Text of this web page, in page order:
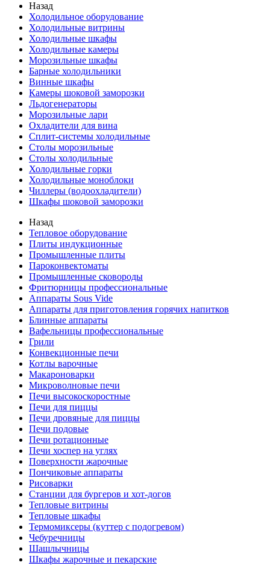
Назад
Холодильное оборудование
Холодильные витрины
Холодильные шкафы
Холодильные камеры
Морозильные шкафы
Барные холодильники
Винные шкафы
Камеры шоковой заморозки
Льдогенераторы
Морозильные лари
Охладители для вина
Сплит-системы холодильные
Столы морозильные
Столы холодильные
Холодильные горки
Холодильные моноблоки
Чиллеры (водоохладители)
Шкафы шоковой заморозки
Назад
Тепловое оборудование
Плиты индукционные
Промышленные плиты
Пароконвектоматы
Промышленные сковороды
Фритюрницы профессиональные
Аппараты Sous Vide
Аппараты для приготовления горячих напитков
Блинные аппараты
Вафельницы профессиональные
Грили
Конвекционные печи
Котлы варочные
Макароноварки
Микроволновые печи
Печи высокоскоростные
Печи для пиццы
Печи дровяные для пиццы
Печи подовые
Печи ротационные
Печи хоспер на углях
Поверхности жарочные
Пончиковые аппараты
Рисоварки
Станции для бургеров и хот-догов
Тепловые витрины
Тепловые шкафы
Термомиксеры (куттер с подогревом)
Чебуречницы
Шашлычницы
Шкафы жарочные и пекарские